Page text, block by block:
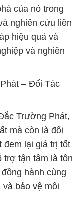
của nó trong
nghiên cứu liên
hiệu quả và
và nghiên
– Đối Tác
Trường Phát,
mà còn là đối
đem lại giá trị tốt
trợ tận tâm là tôn
hành cùng
bảo vệ môi